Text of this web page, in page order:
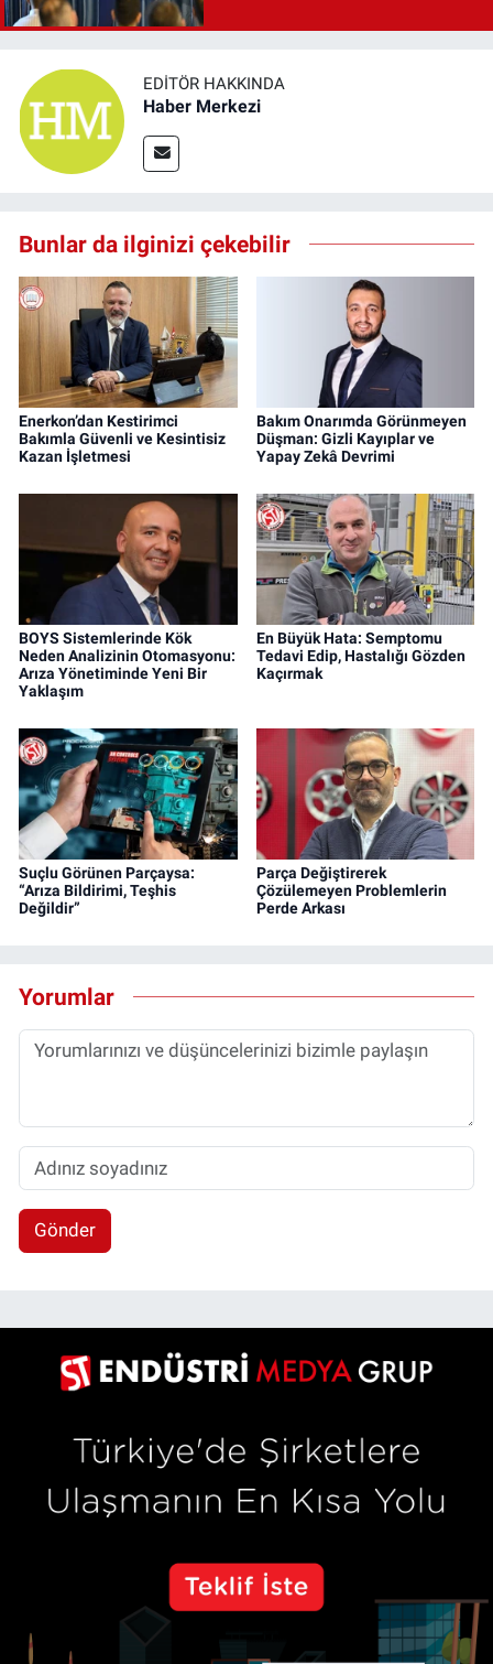
EDITÖR HAKKINDA
Haber Merkezi
Bunlar da ilginizi çekebilir
Enerkon’dan Kestirimci
Bakımla Güvenli ve Kesintisiz
Kazan İşletmesi
Bakım Onarımda Görünmeyen
Düşman: Gizli Kayıplar ve
Yapay Zekâ Devrimi
BOYS Sistemlerinde Kök
Neden Analizinin Otomasyonu:
Arıza Yönetiminde Yeni Bir
Yaklaşım
En Büyük Hata: Semptomu
Tedavi Edip, Hastalığı Gözden
Kaçırmak
Suçlu Görünen Parçaysa:
“Arıza Bildirimi, Teşhis
Değildir”
Parça Değiştirerek
Çözülemeyen Problemlerin
Perde Arkası
Yorumlar
Gönder